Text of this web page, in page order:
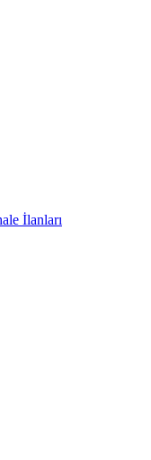
İlanları